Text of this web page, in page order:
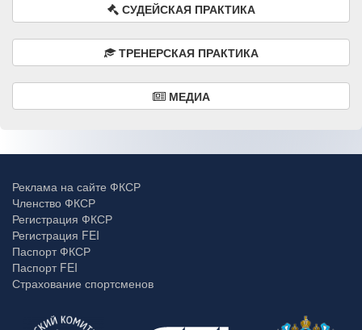
СУДЕЙСКАЯ ПРАКТИКА
ТРЕНЕРСКАЯ ПРАКТИКА
МЕДИА
Реклама на сайте ФКСР
Членство ФКСР
Регистрация ФКСР
Регистрация FEI
Паспорт ФКСР
Паспорт FEI
Страхование спортсменов